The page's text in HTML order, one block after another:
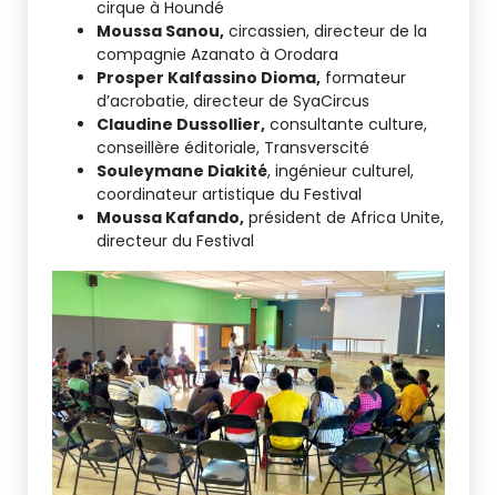
cirque à Houndé
Moussa Sanou, circassien, directeur de la
compagnie Azanato à Orodara
Prosper Kalfassino Dioma, formateur
d’acrobatie, directeur de SyaCircus
Claudine Dussollier, consultante culture,
conseillère éditoriale, Transverscité
Souleymane Diakité, ingénieur culturel,
coordinateur artistique du Festival
Moussa Kafando, président de Africa Unite,
directeur du Festival